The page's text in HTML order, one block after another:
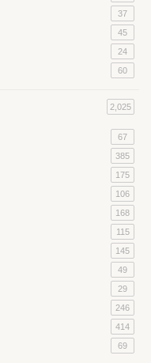
37
45
24
60
2,025
67
385
175
106
168
115
145
49
29
246
414
69